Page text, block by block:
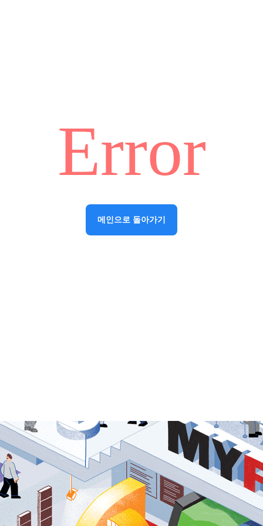
Error
메인으로 돌아가기